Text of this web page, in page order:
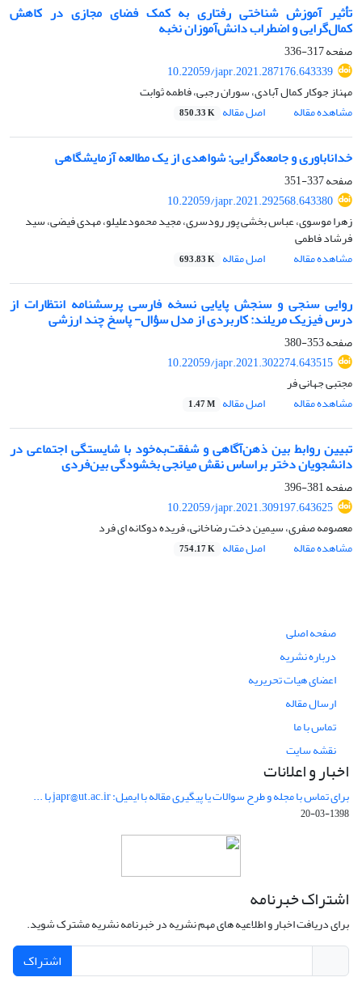
تأثیر آموزش شناختی رفتاری به ‌کمک فضای مجازی در کاهش
کمال‌گرایی و اضطراب دانش‌آموزان نخبه
صفحه317-336
10.22059/japr.2021.287176.643339
مهناز جوکار کمال آبادی، سوران رجبی، فاطمه ثوابت
مشاهده مقاله
اصل مقاله 850.33 K
خداناباوری و جامعه‌گرایی: شواهدی از یک مطالعه آزمایشگاهی
صفحه337-351
10.22059/japr.2021.292568.643380
زهرا موسوی، عباس بخشی پور رودسری، مجید محمودعلیلو، مهدی فیضی، سید
فرشاد فاطمی
مشاهده مقاله
اصل مقاله 693.83 K
روایی سنجی و سنجش پایایی نسخه فارسی پرسشنامه انتظارات از
درس فیزیک مریلند: کاربردی از مدل سؤال- پاسخ چند ارزشی
صفحه353-380
10.22059/japr.2021.302274.643515
مجتبی جهانی فر
مشاهده مقاله
اصل مقاله 1.47 M
تبیین روابط بین ذهن‌آگاهی و شفقت‌به‌خود با شایستگی اجتماعی در
دانشجویان دختر براساس نقش میانجی بخشودگی بین‌فردی
صفحه381-396
10.22059/japr.2021.309197.643625
معصومه صفری، سیمین دخت رضاخانی، فریده دوکانه ای فرد
مشاهده مقاله
اصل مقاله 754.17 K
صفحه اصلی
درباره نشریه
اعضای هیات تحریریه
ارسال مقاله
تماس با ما
نقشه سایت
اخبار و اعلانات
برای تماس با مجله و طرح سوالات یا پیگیری مقاله با ایمیل: japr@ut.ac.ir با ...
1398-03-20
اشتراک خبرنامه
برای دریافت اخبار و اطلاعیه های مهم نشریه در خبرنامه نشریه مشترک شوید.
اشتراک